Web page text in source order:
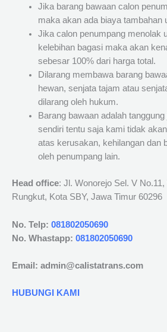
Jika barang bawaan calon
maka akan ada biaya tambahan
Jika calon penumpang menolak
kelebihan bagasi maka akan
sebesar 100% dari harga total.
Dilarang membawa barang
hewan, senjata tajam atau
dilarang oleh hukum.
Barang bawaan adalah
sendiri tentu saja kami tidak
atas kerusakan, kehilangan dan
oleh penumpang lain.
Head office: Jl. Wonorejo Sel. V
Rungkut, Kota SBY, Jawa Timur 60296
No. Telp: 081802050690
No. Whastapp: 081802050690
Email: admin@calistatrans.com
HUBUNGI KAMI